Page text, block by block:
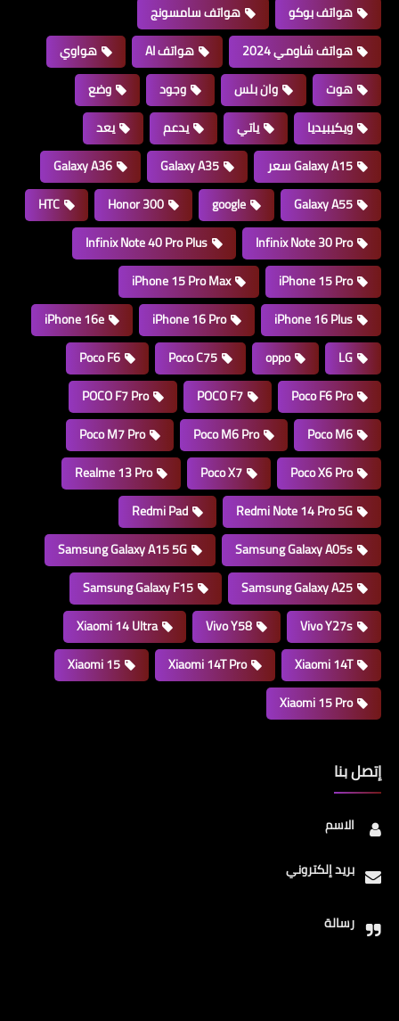
هواتف بوكو
هواتف سامسونج
هواتف شاومي 2024
هواتف AI
هواوي
هوت
وان بلس وجود
وضع
ويكيبيديا
ياتي يدعم
يعد
Galaxy A15 سعر
Galaxy A35
Galaxy A36
Galaxy A55
google
Honor 300
HTC
Infinix Note 30 Pro
Infinix Note 40 Pro Plus
iPhone 15 Pro
iPhone 15 Pro Max
iPhone 16 Plus
iPhone 16 Pro
iPhone 16e
LG
oppo
Poco C75
Poco F6
Poco F6 Pro
POCO F7
POCO F7 Pro
Poco M6
Poco M6 Pro
Poco M7 Pro
Poco X6 Pro
Poco X7
Realme 13 Pro
Redmi Note 14 Pro 5G
Redmi Pad
Samsung Galaxy A05s
Samsung Galaxy A15 5G
Samsung Galaxy A25
Samsung Galaxy F15
Vivo Y27s
Vivo Y58
Xiaomi 14 Ultra
Xiaomi 14T
Xiaomi 14T Pro
Xiaomi 15
Xiaomi 15 Pro
إتصل بنا
الاسم
بريد إلكتروني
رسالة